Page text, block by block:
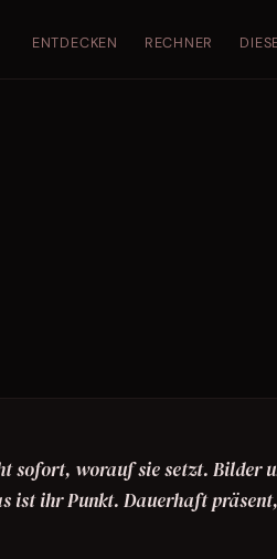
ENTDECKEN RECHNER
sofort, worauf sie setzt. Bilder
ist ihr Punkt. Dauerhaft präsent,